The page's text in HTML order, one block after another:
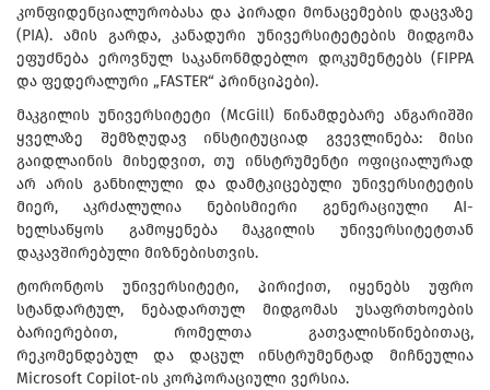
კონფიდენციალურობასა და პირადი მონაცემების დაცვაზე
(PIA). ამის გარდა, კანადური უნივერსიტეტების მიდგომა
ეფუძნება ეროვნულ საკანონმდებლო დოკუმენტებს (FIPPA
და ფედერალური „FASTER“ პრინციპები).
მაკგილის უნივერსიტეტი (McGill) წინამდებარე ანგარიშში
ყველაზე შემზღუდავ ინსტიტუციად გვევლინება: მისი
გაიდლაინის მიხედვით, თუ ინსტრუმენტი ოფიციალურად
არ არის განხილული და დამტკიცებული უნივერსიტეტის
მიერ, აკრძალულია ნებისმიერი გენერაციული AI-
ხელსაწყოს გამოყენება მაკგილის უნივერსიტეტთან
დაკავშირებული მიზნებისთვის.
ტორონტოს უნივერსიტეტი, პირიქით, იყენებს უფრო
სტანდარტულ, ნებადართულ მიდგომას უსაფრთხოების
ბარიერებით, რომელთა გათვალისწინებითაც,
რეკომენდებულ და დაცულ ინსტრუმენტად მიჩნეულია
Microsoft Copilot-ის კორპორაციული ვერსია.